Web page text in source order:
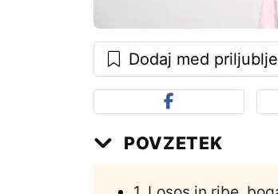
Dodaj med
POVZETEK